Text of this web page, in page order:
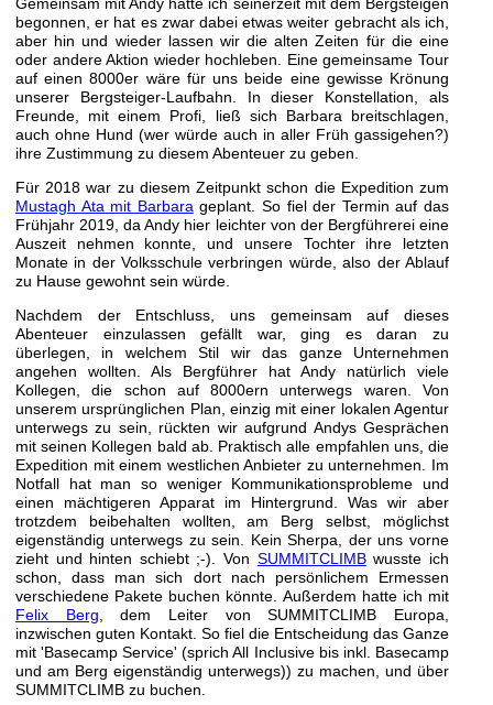
begonnen, er hat es zwar dabei etwas weiter gebracht als ich,
aber hin und wieder lassen wir die alten Zeiten für die eine
oder andere Aktion wieder hochleben. Eine gemeinsame Tour
auf einen 8000er wäre für uns beide eine gewisse Krönung
unserer Bergsteiger-Laufbahn. In dieser Konstellation, als
Freunde, mit einem Profi, ließ sich Barbara breitschlagen,
auch ohne Hund (wer würde auch in aller Früh gassigehen?)
ihre Zustimmung zu diesem Abenteuer zu geben.
Für 2018 war zu diesem Zeitpunkt schon die Expedition zum
Mustagh Ata mit Barbara geplant. So fiel der Termin auf das
Frühjahr 2019, da Andy hier leichter von der Bergführerei eine
Auszeit nehmen konnte, und unsere Tochter ihre letzten
Monate in der Volksschule verbringen würde, also der Ablauf
zu Hause gewohnt sein würde.
Nachdem der Entschluss, uns gemeinsam auf dieses
Abenteuer einzulassen gefällt war, ging es daran zu
überlegen, in welchem Stil wir das ganze Unternehmen
angehen wollten. Als Bergführer hat Andy natürlich viele
Kollegen, die schon auf 8000ern unterwegs waren. Von
unserem ursprünglichen Plan, einzig mit einer lokalen Agentur
unterwegs zu sein, rückten wir aufgrund Andys Gesprächen
mit seinen Kollegen bald ab. Praktisch alle empfahlen uns, die
Expedition mit einem westlichen Anbieter zu unternehmen. Im
Notfall hat man so weniger Kommunikationsprobleme und
einen mächtigeren Apparat im Hintergrund. Was wir aber
trotzdem beibehalten wollten, am Berg selbst, möglichst
eigenständig unterwegs zu sein. Kein Sherpa, der uns vorne
zieht und hinten schiebt ;-). Von SUMMITCLIMBwusste ich
schon, dass man sich dort nach persönlichem Ermessen
verschiedene Pakete buchen könnte. Außerdem hatte ich mit
Felix Berg, dem Leiter von SUMMITCLIMB Europa,
inzwischen guten Kontakt. So fiel die Entscheidung das Ganze
mit 'Basecamp Service' (sprich All Inclusive bis inkl. Basecamp
und am Berg eigenständig unterwegs)) zu machen, und über
SUMMITCLIMB zu buchen.